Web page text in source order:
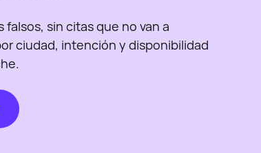
falsos, sin citas que no van a
ciudad, intención y disponibilidad